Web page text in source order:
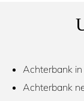
Achterbank
Achterbank